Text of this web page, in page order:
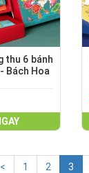
thu 6 bánh
Bách Hoa
< 1 2 3